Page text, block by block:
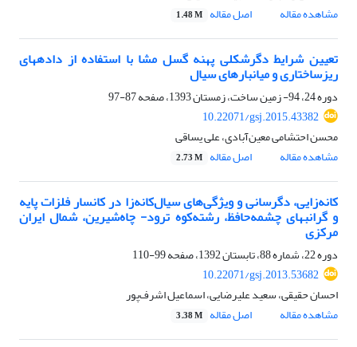
مشاهده مقاله
اصل مقاله 1.48 M
تعیین شرایط دگرشکلی پهنه گسل مشا با استفاده از دادههای
ریزساختاری و میانبارهای سیال
دوره 24، 94- زمین ساخت، زمستان 1393، صفحه
87-97
10.22071/gsj.2015.43382
محسن احتشامی معین‌آبادی، علی یساقی
مشاهده مقاله
اصل مقاله 2.73 M
کانه‌زایی، دگرسانی و ویژگی‌های سیال‌کانه‌زا در کانسار فلزات پایه
و گرانبهای چشمه‌حافظ، رشته‌کوه ترود- چاه‌‌شیرین، شمال ایران
مرکزی
دوره 22، شماره 88، تابستان 1392، صفحه
99-110
10.22071/gsj.2013.53682
احسان حقیقی، سعید علیرضایی، اسماعیل اشرف‌پور
مشاهده مقاله
اصل مقاله 3.38 M